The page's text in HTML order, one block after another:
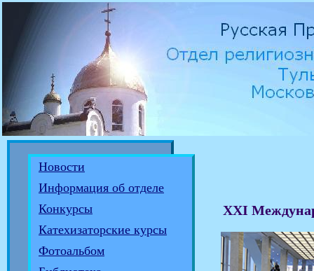
Новости
Информация об отделе
Конкурсы
Катехизаторские курсы
Фотоальбом
XXI